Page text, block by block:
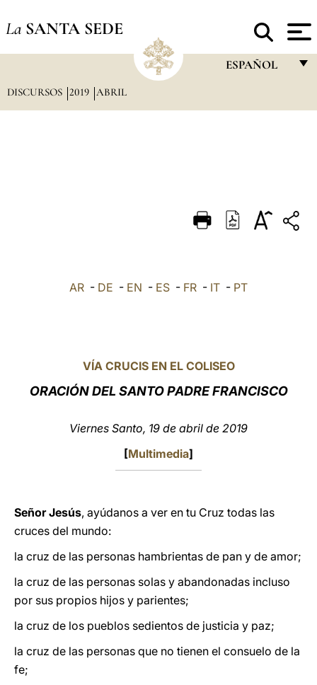
La SANTA SEDE
ESPAÑOL
DEUTSCH
العربيّة
DISCURSOS 2019 ABRIL
AR - DE - EN - ES - FR - IT - PT
VÍA CRUCIS EN EL COLISEO
ORACIÓN DEL SANTO PADRE FRANCISCO
Viernes Santo, 19 de abril de 2019
[Multimedia]
Señor Jesús, ayúdanos a ver en tu Cruz todas las
cruces del mundo:
la cruz de las personas hambrientas de pan y de amor;
la cruz de las personas solas y abandonadas incluso
por sus propios hijos y parientes;
la cruz de los pueblos sedientos de justicia y paz;
la cruz de las personas que no tienen el consuelo de la
fe;